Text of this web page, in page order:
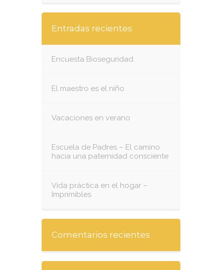
Entradas recientes
Encuesta Bioseguridad
El maestro es el niño
Vacaciones en verano
Escuela de Padres – El camino
hacia una paternidad consciente
Vida práctica en el hogar –
Imprimibles
Comentarios recientes